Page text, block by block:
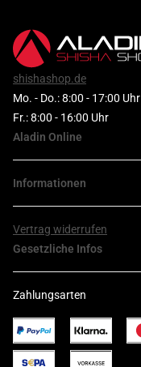
shishashop.de
Mo. - Do.: 8:00 - 17:00 Uhr
Fr.: 8:00 - 16:00 Uhr
Aladin Online
Informationen
Vertrag widerrufen
Gesetzliche Infos
Zahlungsarten